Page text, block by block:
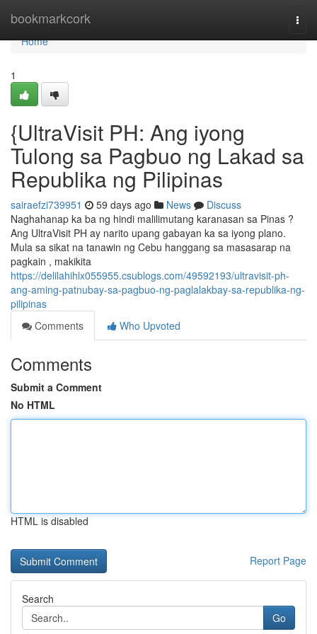
bookmarkcork
Home
Home
1
{UltraVisit PH: Ang iyong
Tulong sa Pagbuo ng Lakad sa
Republika ng Pilipinas
sairaefzi739951 59 days ago News
Discuss
Naghahanap ka ba ng hindi malilimutang karanasan sa Pinas ?
Ang UltraVisit PH ay narito upang gabayan ka sa iyong plano.
Mula sa sikat na tanawin ng Cebu hanggang sa masasarap na
pagkain , makikita
https://delilahihlx055955.csublogs.com/49592193/ultravisit-ph-
ang-aming-patnubay-sa-pagbuo-ng-paglalakbay-sa-republika-ng-
pilipinas
Comments
Who Upvoted
Comments
Submit a Comment
No HTML
HTML is disabled
Report Page
Search
Go